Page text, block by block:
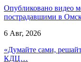
Опубликовано видео
пострадавшими в
6 Авг, 2026
«Думайте сами,
КДЦ…